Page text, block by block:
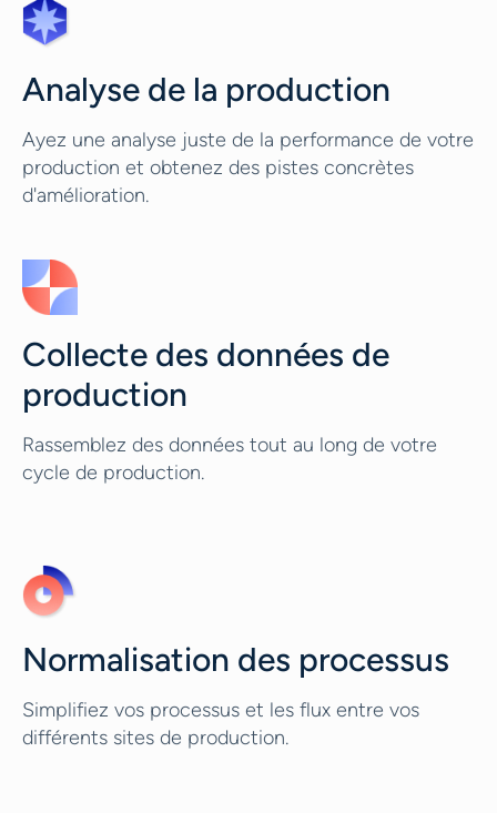
Analyse de la production
Ayez une analyse juste de la performance de votre
production et obtenez des pistes concrètes
d'amélioration.
Collecte des données de
production
Rassemblez des données tout au long de votre
cycle de production.
Normalisation des processus
Simplifiez vos processus et les flux entre vos
différents sites de production.